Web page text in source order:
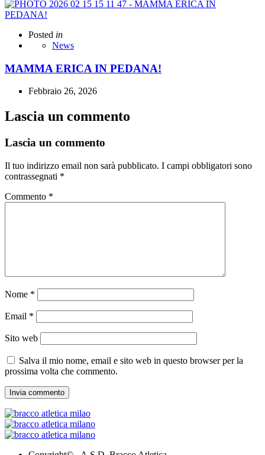
Posted in
News
MAMMA ERICA IN PEDANA!
Febbraio 26, 2026
Lascia un commento
Lascia un commento
Il tuo indirizzo email non sarà pubblicato. I campi obbligatori sono
contrassegnati *
Commento *
Nome *
Email *
Sito web
Salva il mio nome, email e sito web in questo browser per la
prossima volta che commento.